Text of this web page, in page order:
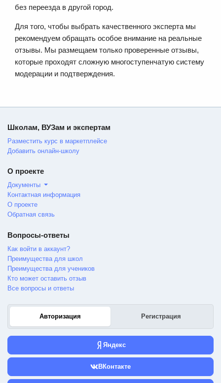
без переезда в другой город.
Для того, чтобы выбрать качественного эксперта мы
рекомендуем обращать особое внимание на реальные
отзывы. Мы размещаем только проверенные отзывы,
которые проходят сложную многоступенчатую систему
модерации и подтверждения.
Школам, ВУЗам и экспертам
Разместить курс в маркетплейсе
Добавить онлайн-школу
О проекте
Документы
Контактная информация
О проекте
Обратная связь
Вопросы-ответы
Как войти в аккаунт?
Преимущества для школ
Преимущества для учеников
Кто может оставить отзыв
Все вопросы и ответы
Авторизация Регистрация
Яндекс
ВКонтакте